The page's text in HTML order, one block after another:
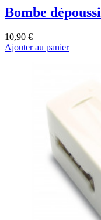
Bombe
10,90 €
Ajouter au panier